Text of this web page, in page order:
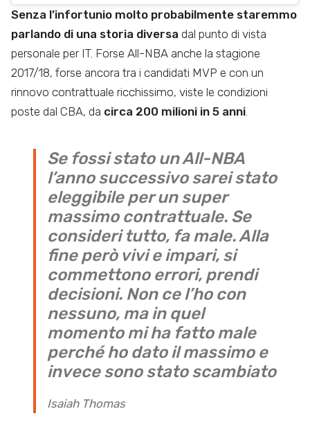
Senza l’infortunio molto probabilmente staremmo
parlando di una storia diversa dal punto di vista
personale per IT. Forse All-NBA anche la stagione
2017/18, forse ancora tra i candidati MVP e con un
rinnovo contrattuale ricchissimo, viste le condizioni
poste dal CBA, da circa 200 milioni in 5 anni
Se fossi stato un All-NBA
l’anno successivo sarei stato
eleggibile per un super
massimo contrattuale. Se
consideri tutto, fa male. Alla
fine però vivi e impari, si
commettono errori, prendi
decisioni. Non ce l’ho con
nessuno, ma in quel
momento mi ha fatto male
perché ho dato il massimo e
invece sono stato scambiato
Isaiah Thomas